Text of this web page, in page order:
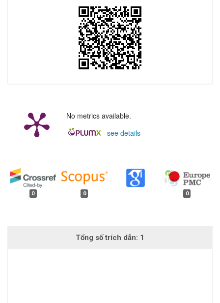
No metrics available.
- see details
0 0 0